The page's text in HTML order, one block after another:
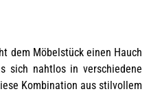
dem Möbelstück einen Hauch
sich nahtlos in verschiedene
Kombination aus stilvollem